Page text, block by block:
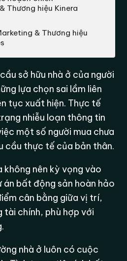
Thương hiệu Kinera
& Thương hiệu
sở hữu nhà ở của người
lựa chọn sai lầm liên
tục xuất hiện. Thực tế
nhiễu loạn thông tin
một số người mua chưa
cầu thực tế của bản thân.
không nên kỳ vọng vào
án bất động sản hoàn hảo
cân bằng giữa vị trí,
tài chính, phù hợp với
nhà ở luôn có cuộc